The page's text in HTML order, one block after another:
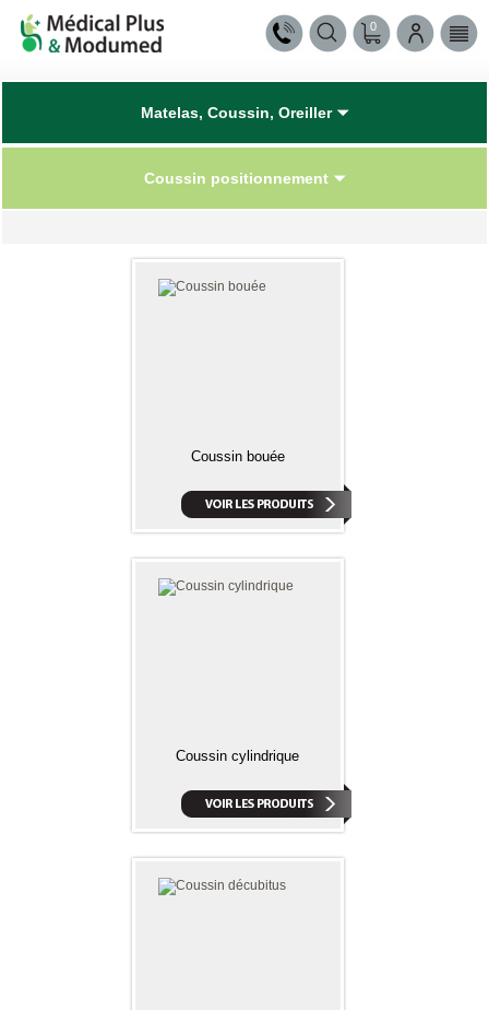
0
Matelas, Coussin, Oreiller
Coussin positionnement
Coussin bouée
Coussin cylindrique